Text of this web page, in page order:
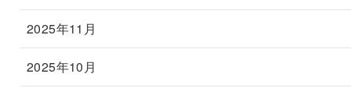
2025年11月
2025年10月